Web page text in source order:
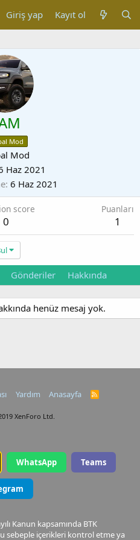
Giriş yap Kayıt ol
Mod
Mod
Haz 2021
6 Haz 2021
score
0
Puanları
1
Gönderiler Hakkında
henüz mesaj yok.
Yardım Anasayfa
R
XenForo Ltd.
WhatsApp Teams
Kanun kapsamında BTK
sebeple içerikleri kontrol etme ya